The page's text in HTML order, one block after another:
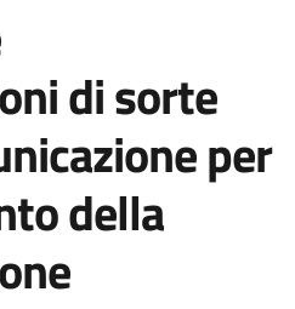
di sorte
per
della